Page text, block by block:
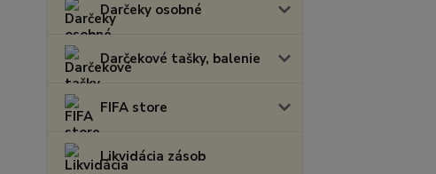
Darčeky osobné
Darčekové tašky, balenie
FIFA store
Likvidácia zásob